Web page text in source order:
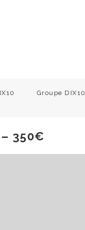
Groupe DIX10
350€